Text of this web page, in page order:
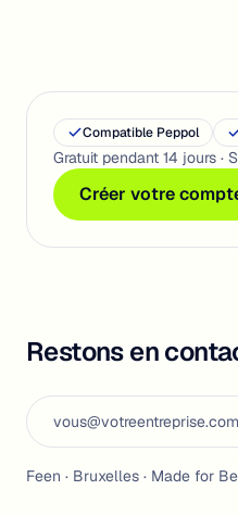
Compatible Peppol
Gratuit pendant 14 jours ·
Créer votre
Créer votre
Créer votre
Restons en
Email address
Feen · Bruxelles · Made for